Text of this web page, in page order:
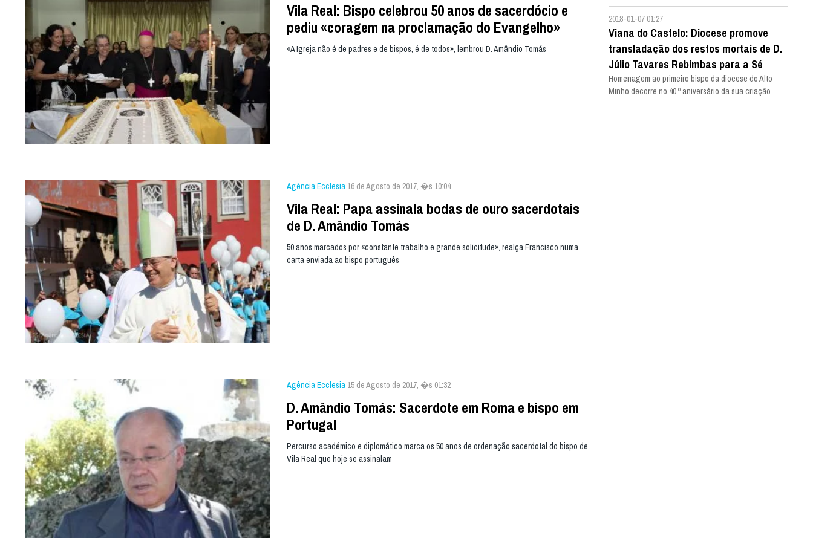
Vila Real: Bispo celebrou 50 anos de sacerdócio e
pediu «coragem na proclamação do Evangelho»
«A Igreja não é de padres e de bispos, é de todos», lembrou D. Amândio Tomás
Agência Ecclesia 16 de Agosto de 2017, �s 10:04
Vila Real: Papa assinala bodas de ouro sacerdotais
de D. Amândio Tomás
50 anos marcados por «constante trabalho e grande solicitude», realça Francisco numa
carta enviada ao bispo português
Agência Ecclesia 15 de Agosto de 2017, �s 01:32
D. Amândio Tomás: Sacerdote em Roma e bispo em
Portugal
Percurso académico e diplomático marca os 50 anos de ordenação sacerdotal do bispo de
Vila Real que hoje se assinalam
2018-01-07 01:27
Viana do Castelo: Diocese promove
transladação dos restos mortais de D.
Júlio Tavares Rebimbas para a Sé
Homenagem ao primeiro bispo da diocese do Alto
Minho decorre no 40.º aniversário da sua criação